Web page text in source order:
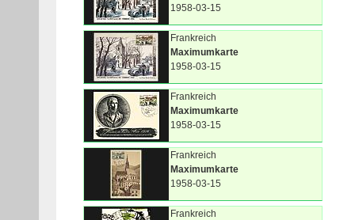
1958-03-15
Frankreich
Maximumkarte
1958-03-15
Frankreich
Maximumkarte
1958-03-15
Frankreich
Maximumkarte
1958-03-15
Frankreich